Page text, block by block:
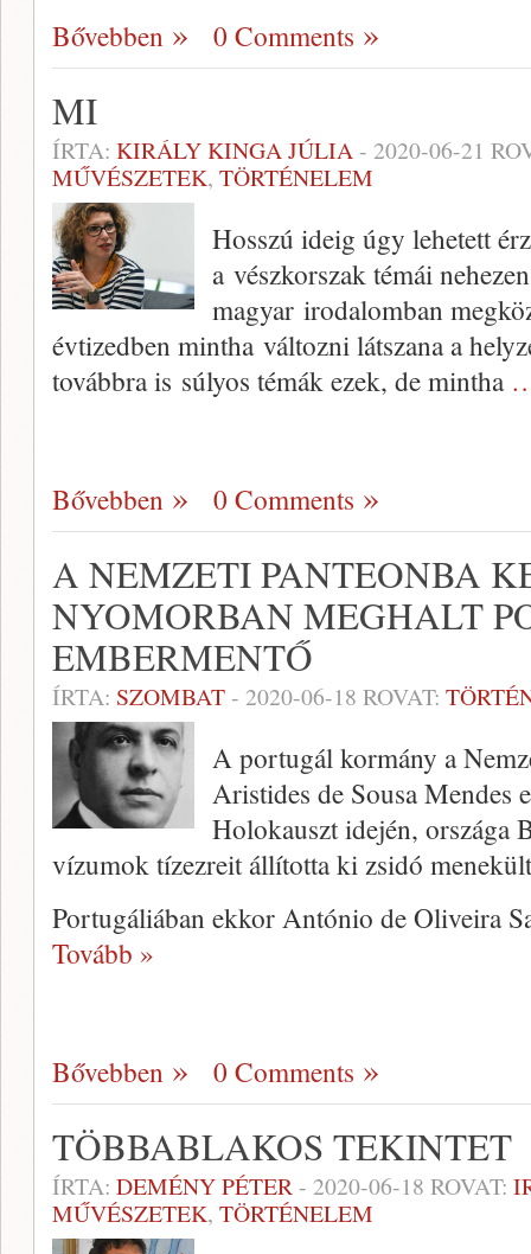
Bővebben 0 Comments
MI
ÍRTA: KIRÁLY KINGA JÚLIA- 2020-06-21
MŰVÉSZETEK, TÖRTÉNELEM
Hosszú ideig úgy lehetett
a vészkorszak témái
magyar irodalomban
évtizedben mintha változni látszana a
továbbra is súlyos témák ezek, de mintha
Bővebben 0 Comments
A NEMZETI PANTEONBA
NYOMORBAN MEGHALT
EMBERMENTŐ
ÍRTA: SZOMBAT- 2020-06-18 ROVAT:
A portugál kormány a
Aristides de Sousa Mendes
Holokauszt idején, országa
vízumok tízezreit állította ki zsidó
Portugáliában ekkor António de Oliveira
Tovább »
Bővebben 0 Comments
TÖBBABLAKOS TEKINTET
ÍRTA: DEMÉNY PÉTER- 2020-06-18 ROVAT:
MŰVÉSZETEK, TÖRTÉNELEM